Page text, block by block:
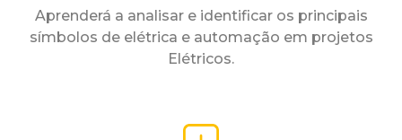
Aprenderá a analisar e identificar os principais
símbolos de elétrica e automação em projetos
Elétricos.